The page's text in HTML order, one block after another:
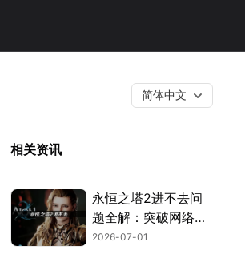
简体中文
相关资讯
永恒之塔2进不去问
题全解：突破网络与
验证封锁！
2026-07-01